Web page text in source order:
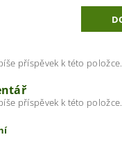
příspěvek k této položce.
příspěvek k této položce.